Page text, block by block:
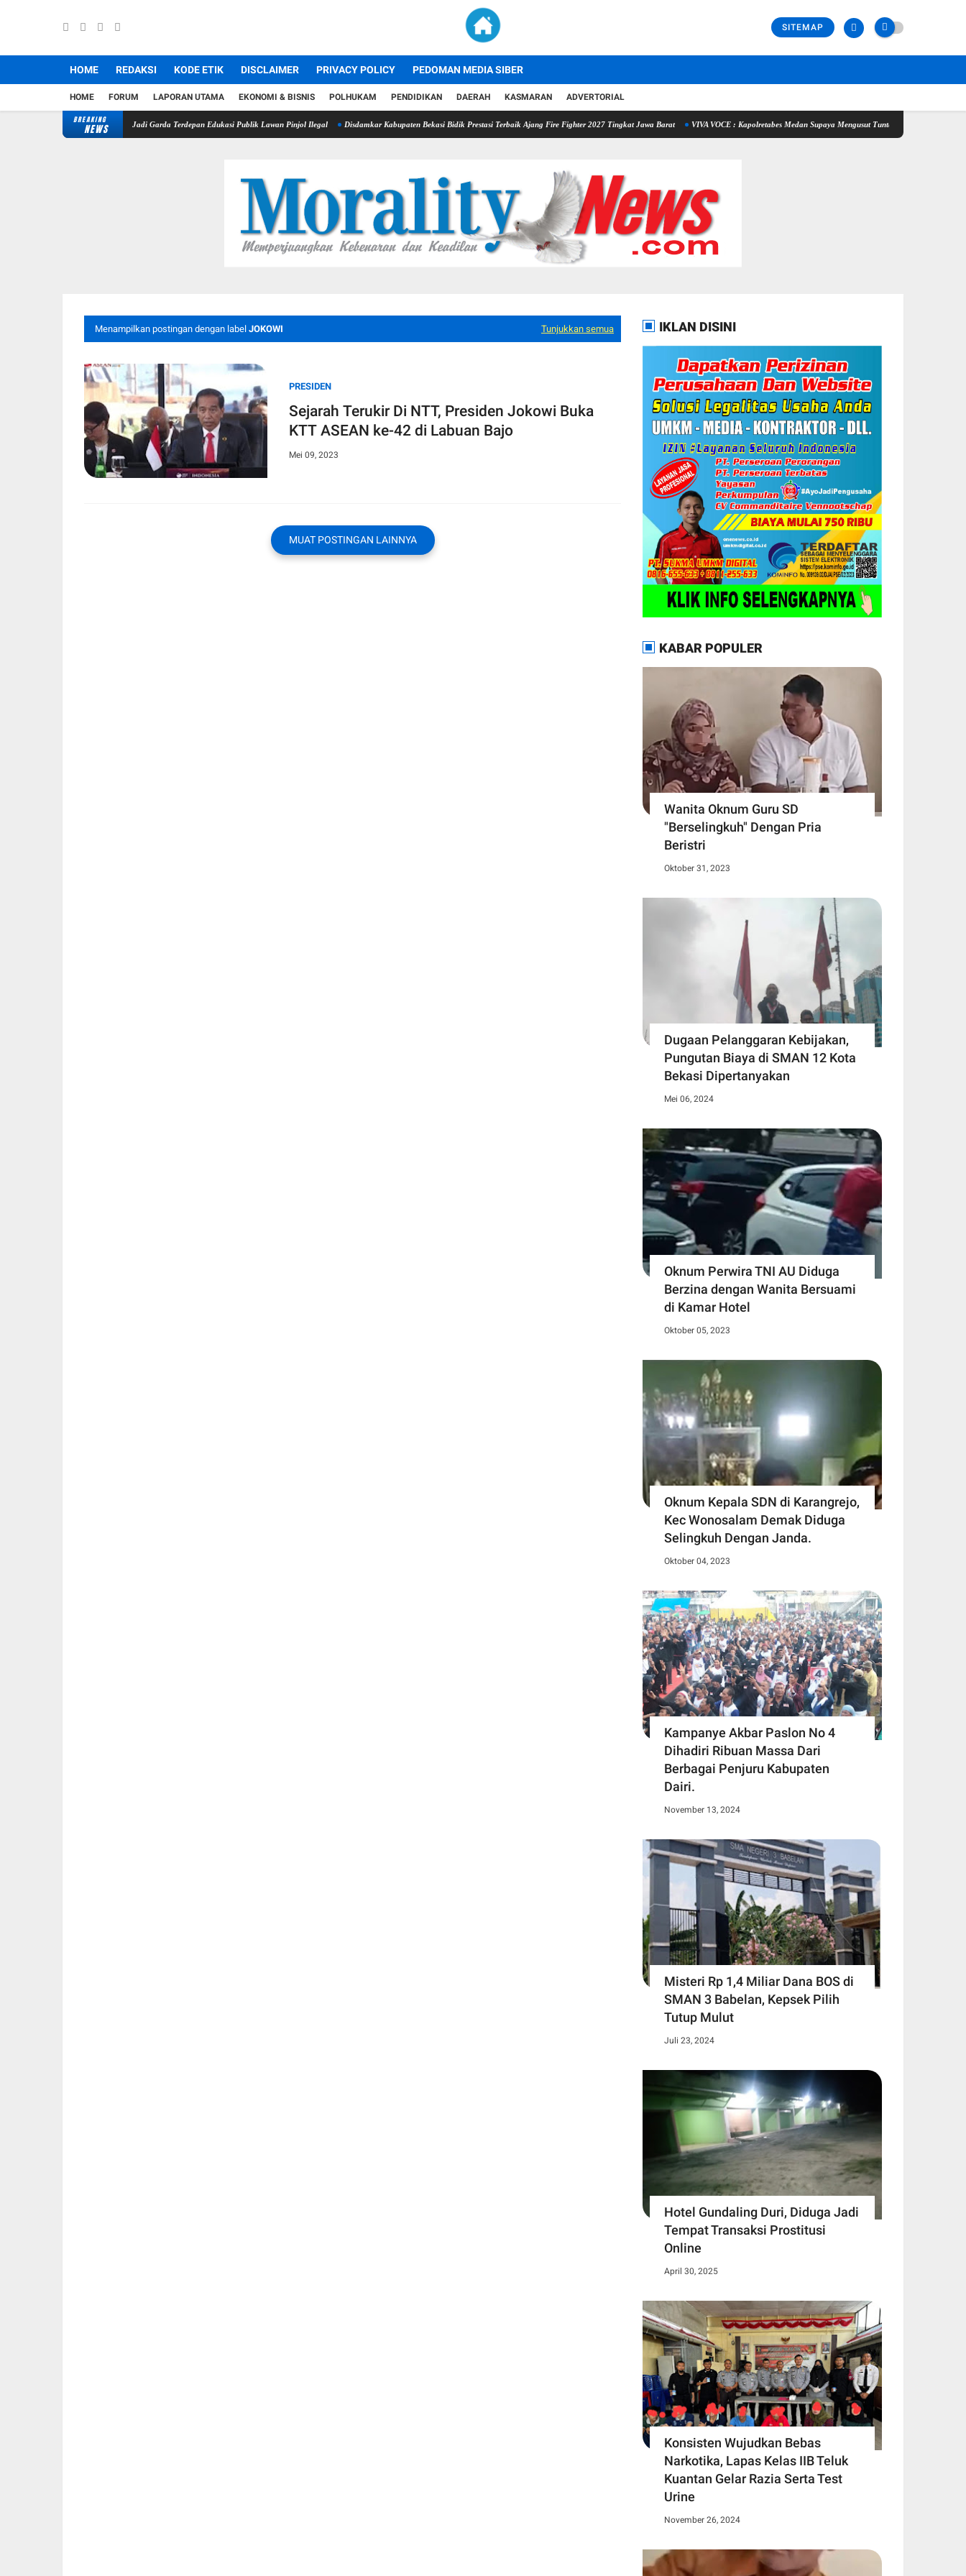
SITEMAP
HOME REDAKSI KODE ETIK DISCLAIMER PRIVACY POLICY PEDOMAN MEDIA SIBER
HOME FORUM LAPORAN UTAMA EKONOMI & BISNIS POLHUKAM PENDIDIKAN DAERAH KASMARAN ADVERTORIAL
BREAKING
NEWS
Pers Didorong Jadi Garda Terdepan Edukasi Publik Lawan Pinjol Ilegal Disdamkar Kabupaten Bekasi Bidik Prestasi Terbaik Ajang Fire Fighter 2027 Tingkat Jawa Barat VIVA VOCE : Kapolretabes Medan Supaya Mengusut Tuntas Penyebab Kematian Winda
Menampilkan postingan dengan label JOKOWI Tunjukkan semua
PRESIDEN
Sejarah Terukir Di NTT, Presiden Jokowi Buka
KTT ASEAN ke-42 di Labuan Bajo
Mei 09, 2023
MUAT POSTINGAN LAINNYA
IKLAN DISINI
KABAR POPULER
Wanita Oknum Guru SD
"Berselingkuh" Dengan Pria
Beristri
Oktober 31, 2023
Dugaan Pelanggaran Kebijakan,
Pungutan Biaya di SMAN 12 Kota
Bekasi Dipertanyakan
Mei 06, 2024
Oknum Perwira TNI AU Diduga
Berzina dengan Wanita Bersuami
di Kamar Hotel
Oktober 05, 2023
Oknum Kepala SDN di Karangrejo,
Kec Wonosalam Demak Diduga
Selingkuh Dengan Janda.
Oktober 04, 2023
Kampanye Akbar Paslon No 4
Dihadiri Ribuan Massa Dari
Berbagai Penjuru Kabupaten
Dairi.
November 13, 2024
Misteri Rp 1,4 Miliar Dana BOS di
SMAN 3 Babelan, Kepsek Pilih
Tutup Mulut
Juli 23, 2024
Hotel Gundaling Duri, Diduga Jadi
Tempat Transaksi Prostitusi
Online
April 30, 2025
Konsisten Wujudkan Bebas
Narkotika, Lapas Kelas IIB Teluk
Kuantan Gelar Razia Serta Test
Urine
November 26, 2024